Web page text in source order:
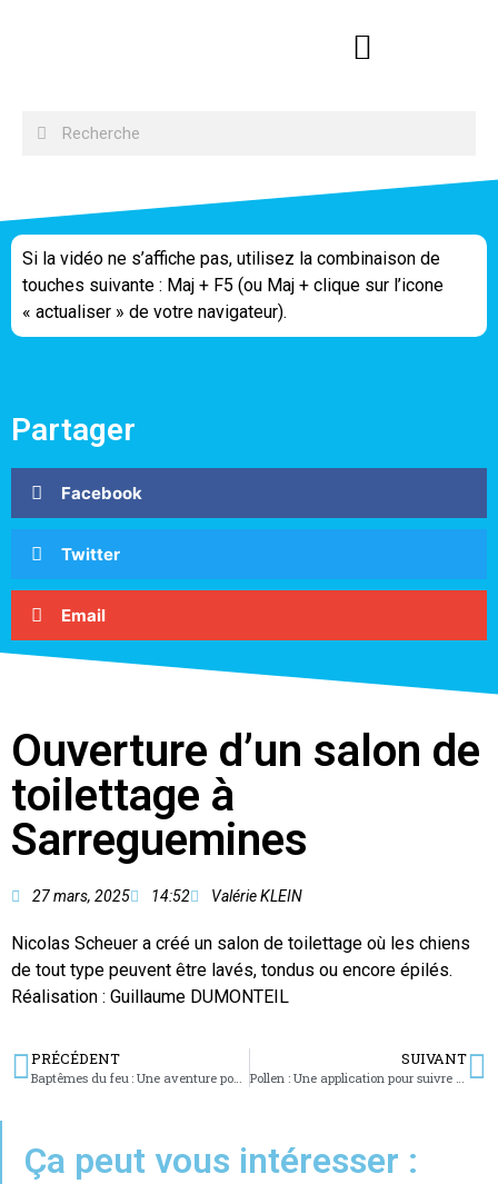
Si la vidéo ne s’affiche pas, utilisez la combinaison de
touches suivante : Maj + F5 (ou Maj + clique sur l’icone
« actualiser » de votre navigateur).
Partager
Facebook
Twitter
Email
Ouverture d’un salon de
toilettage à
Sarreguemines
27 mars, 2025 14:52 Valérie KLEIN
Nicolas Scheuer a créé un salon de toilettage où les chiens
de tout type peuvent être lavés, tondus ou encore épilés.
Réalisation : Guillaume DUMONTEIL
PRÉCÉDENT
Baptêmes du feu : Une aventure pour tous
SUIVANT
Pollen : Une application pour suivre les concentrations en temps réel
Ça peut vous intéresser :